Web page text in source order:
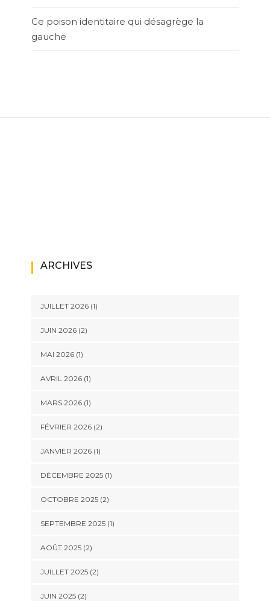
Ce poison identitaire qui désagrège la
gauche
ARCHIVES
JUILLET 2026(1)
JUIN 2026(2)
MAI 2026(1)
AVRIL 2026(1)
MARS 2026(1)
FÉVRIER 2026(2)
JANVIER 2026(1)
DÉCEMBRE 2025(1)
OCTOBRE 2025(2)
SEPTEMBRE 2025(1)
AOÛT 2025(2)
JUILLET 2025(2)
JUIN 2025(2)